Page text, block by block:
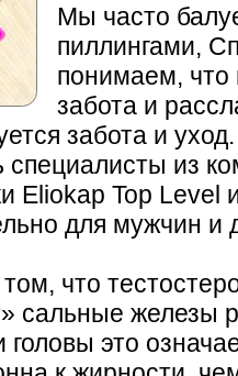
Мы часто
пиллингами,
понимаем, что
забота и
забота и уход.
из
Eliokap Top
для мужчин
что
сальные железы
головы это